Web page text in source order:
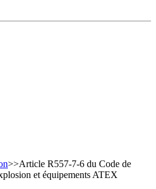
>>Article R557-7-6 du Code de
et équipements ATEX